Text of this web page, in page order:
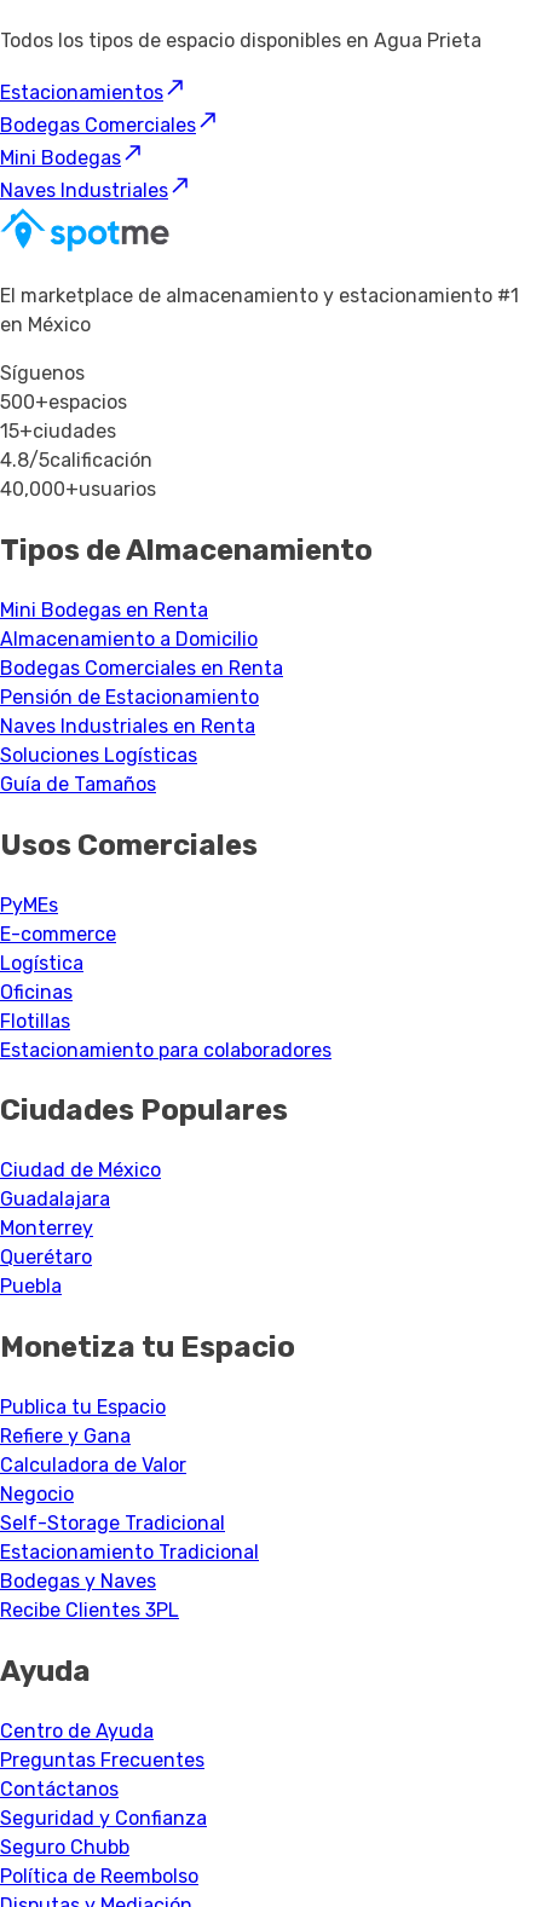
Todos los tipos de espacio disponibles en Agua Prieta
Estacionamientos
Bodegas Comerciales
Mini Bodegas
Naves Industriales
El marketplace de almacenamiento y estacionamiento #1
en México
Síguenos
500+espacios
15+ciudades
4.8/5calificación
40,000+usuarios
Tipos de Almacenamiento
Mini Bodegas en Renta
Almacenamiento a Domicilio
Bodegas Comerciales en Renta
Pensión de Estacionamiento
Naves Industriales en Renta
Soluciones Logísticas
Guía de Tamaños
Usos Comerciales
PyMEs
E-commerce
Logística
Oficinas
Flotillas
Estacionamiento para colaboradores
Ciudades Populares
Ciudad de México
Guadalajara
Monterrey
Querétaro
Puebla
Monetiza tu Espacio
Publica tu Espacio
Refiere y Gana
Calculadora de Valor
Negocio
Self-Storage Tradicional
Estacionamiento Tradicional
Bodegas y Naves
Recibe Clientes 3PL
Ayuda
Centro de Ayuda
Preguntas Frecuentes
Contáctanos
Seguridad y Confianza
Seguro Chubb
Política de Reembolso